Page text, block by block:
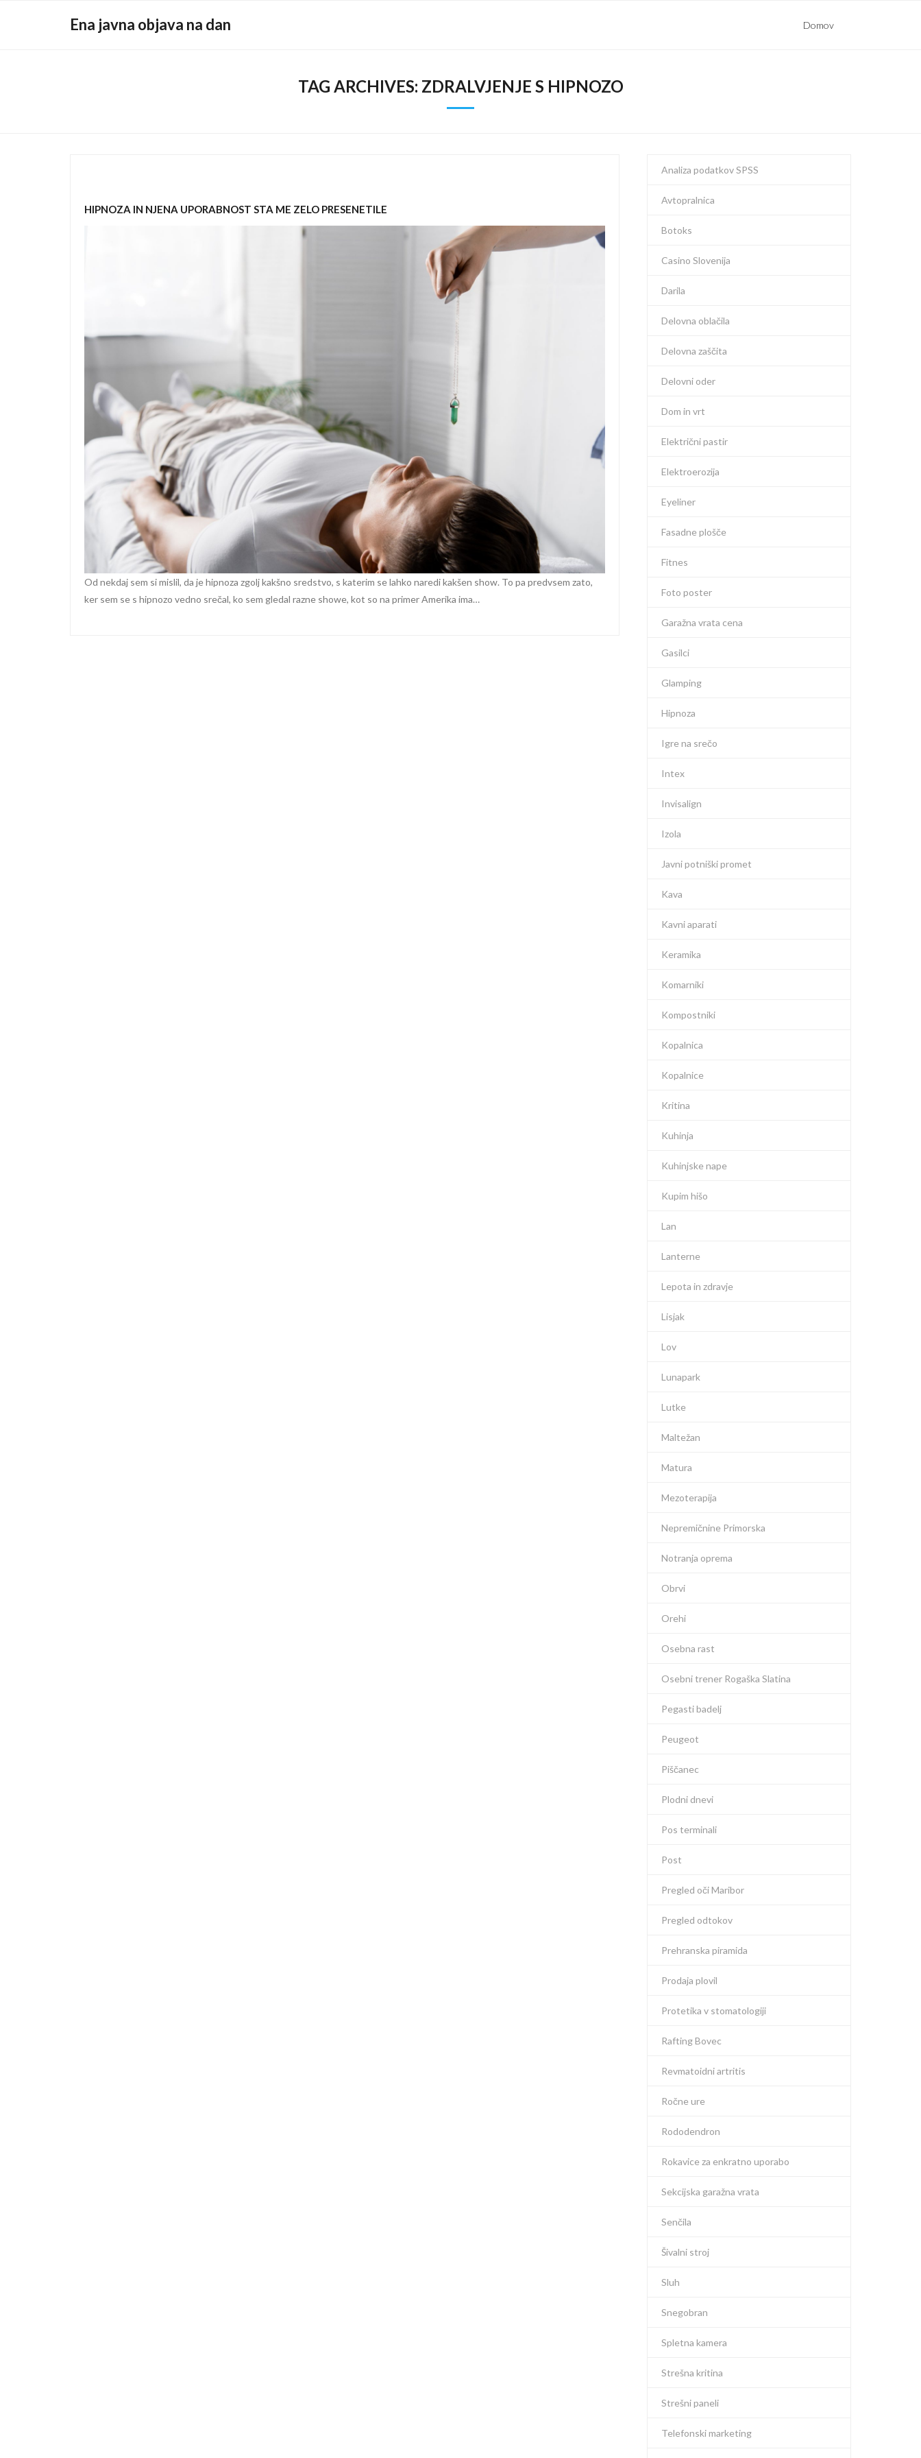
Ena javna objava na dan Domov
TAG ARCHIVES: ZDRALVJENJE S HIPNOZO
HIPNOZA IN NJENA UPORABNOST STA ME ZELO PRESENETILE
Od nekdaj sem si mislil, da je hipnoza zgolj kakšno sredstvo, s katerim se lahko naredi kakšen show. To pa predvsem zato,
ker sem se s hipnozo vedno srečal, ko sem gledal razne showe, kot so na primer Amerika ima…
Analiza podatkov SPSS
Avtopralnica
Botoks
Casino Slovenija
Darila
Delovna oblačila
Delovna zaščita
Delovni oder
Dom in vrt
Električni pastir
Elektroerozija
Eyeliner
Fasadne plošče
Fitnes
Foto poster
Garažna vrata cena
Gasilci
Glamping
Hipnoza
Igre na srečo
Intex
Invisalign
Izola
Javni potniški promet
Kava
Kavni aparati
Keramika
Komarniki
Kompostniki
Kopalnica
Kopalnice
Kritina
Kuhinja
Kuhinjske nape
Kupim hišo
Lan
Lanterne
Lepota in zdravje
Lisjak
Lov
Lunapark
Lutke
Maltežan
Matura
Mezoterapija
Nepremičnine Primorska
Notranja oprema
Obrvi
Orehi
Osebna rast
Osebni trener Rogaška Slatina
Pegasti badelj
Peugeot
Piščanec
Plodni dnevi
Pos terminali
Post
Pregled oči Maribor
Pregled odtokov
Prehranska piramida
Prodaja plovil
Protetika v stomatologiji
Rafting Bovec
Revmatoidni artritis
Ročne ure
Rododendron
Rokavice za enkratno uporabo
Sekcijska garažna vrata
Senčila
Šivalni stroj
Sluh
Snegobran
Spletna kamera
Strešna kritina
Strešni paneli
Telefonski marketing